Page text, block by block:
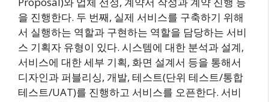
을 진행한다. 두 번째, 실제 서비스를 구축하기 위해
서 실행하는 역할과 구현하는 역할을 담당하는 서비
스 기획자 유형이 있다. 시스템에 대한 분석과 설계,
서비스에 대한 세부 기획, 화면 설계서 등을 통해서
디자인과 퍼블리싱, 개발, 테스트(단위 테스트/통합
테스트/UAT)를 진행하고 서비스를 오픈한다. 서비